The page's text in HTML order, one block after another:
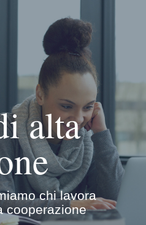
alta
chi lavora
cooperazione